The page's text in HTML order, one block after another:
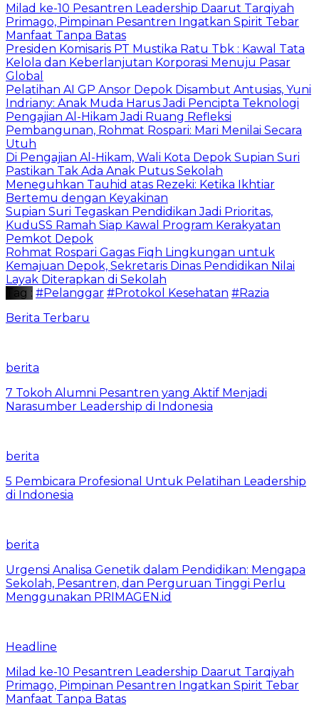
Milad ke-10 Pesantren Leadership Daarut Tarqiyah
Primago, Pimpinan Pesantren Ingatkan Spirit Tebar
Manfaat Tanpa Batas
Presiden Komisaris PT Mustika Ratu Tbk : Kawal Tata
Kelola dan Keberlanjutan Korporasi Menuju Pasar
Global
Pelatihan AI GP Ansor Depok Disambut Antusias, Yuni
Indriany: Anak Muda Harus Jadi Pencipta Teknologi
Pengajian Al-Hikam Jadi Ruang Refleksi
Pembangunan, Rohmat Rospari: Mari Menilai Secara
Utuh
Di Pengajian Al-Hikam, Wali Kota Depok Supian Suri
Pastikan Tak Ada Anak Putus Sekolah
Meneguhkan Tauhid atas Rezeki: Ketika Ikhtiar
Bertemu dengan Keyakinan
Supian Suri Tegaskan Pendidikan Jadi Prioritas,
KuduSS Ramah Siap Kawal Program Kerakyatan
Pemkot Depok
Rohmat Rospari Gagas Fiqh Lingkungan untuk
Kemajuan Depok, Sekretaris Dinas Pendidikan Nilai
Layak Diterapkan di Sekolah
Tag : #Pelanggar #Protokol Kesehatan #Razia
Berita Terbaru
berita
7 Tokoh Alumni Pesantren yang Aktif Menjadi
Narasumber Leadership di Indonesia
berita
5 Pembicara Profesional Untuk Pelatihan Leadership
di Indonesia
berita
Urgensi Analisa Genetik dalam Pendidikan: Mengapa
Sekolah, Pesantren, dan Perguruan Tinggi Perlu
Menggunakan PRIMAGEN.id
Headline
Milad ke-10 Pesantren Leadership Daarut Tarqiyah
Primago, Pimpinan Pesantren Ingatkan Spirit Tebar
Manfaat Tanpa Batas